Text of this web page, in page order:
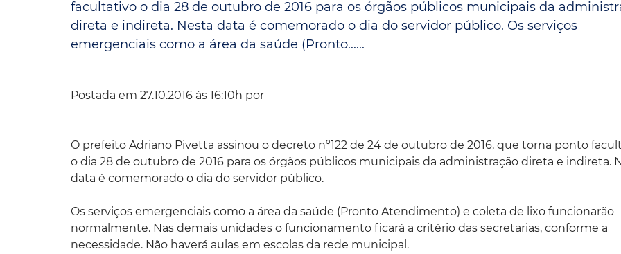
Convênio Parque das Águas
Convênio Mix da Saúde
Proteção ao Crédito
Vante CRM
facultativo o dia 28 de outubro de 2016 para os órgãos públicos municipais da
direta e indireta. Nesta data é comemorado o dia do servidor público. Os serviços
emergenciais como a área da saúde (Pronto......
Postada em 27.10.2016 às 16:10h por
O prefeito Adriano Pivetta assinou o decreto nº122 de 24 de outubro de 2016, que torna ponto
o dia 28 de outubro de 2016 para os órgãos públicos municipais da administração direta e indireta.
data é comemorado o dia do servidor público.
Os serviços emergenciais como a área da saúde (Pronto Atendimento) e coleta de lixo funcionarão
normalmente. Nas demais unidades o funcionamento ficará a critério das secretarias, conforme a
necessidade. Não haverá aulas em escolas da rede municipal.